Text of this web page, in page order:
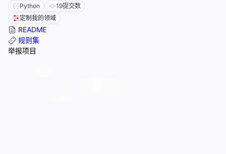
Python 19提交数
定制我的领域
README
规则集
举报项目